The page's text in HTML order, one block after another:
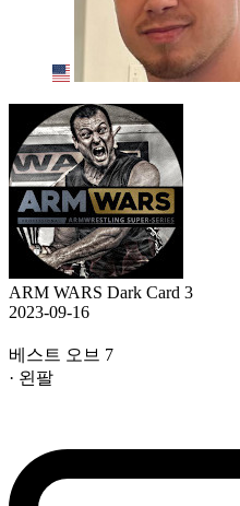
ARM WARS Dark Card 3
2023-09-16
베스트 오브 7
· 왼팔